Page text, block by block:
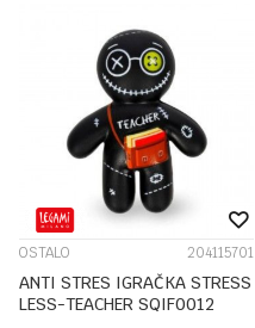
OSTALO 204115701
ANTI STRES IGRAČKA STRESS
LESS-TEACHER SQIF0012